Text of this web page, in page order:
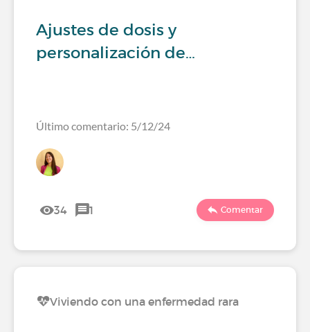
Ajustes de dosis y
personalización de…
Último comentario: 5/12/24
34 1 Comentar
Viviendo con una enfermedad rara